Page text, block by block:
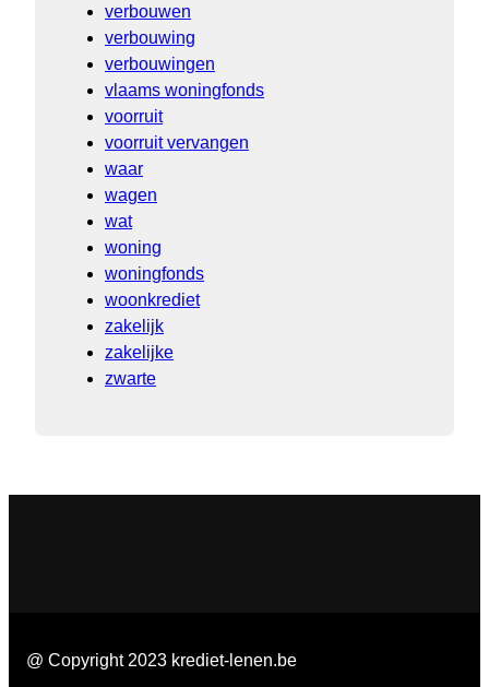
verbouwen
verbouwing
verbouwingen
vlaams woningfonds
voorruit
voorruit vervangen
waar
wagen
wat
woning
woningfonds
woonkrediet
zakelijk
zakelijke
zwarte
@ Copyright 2023 krediet-lenen.be